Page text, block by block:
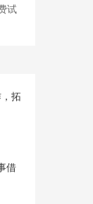
试
拓
借